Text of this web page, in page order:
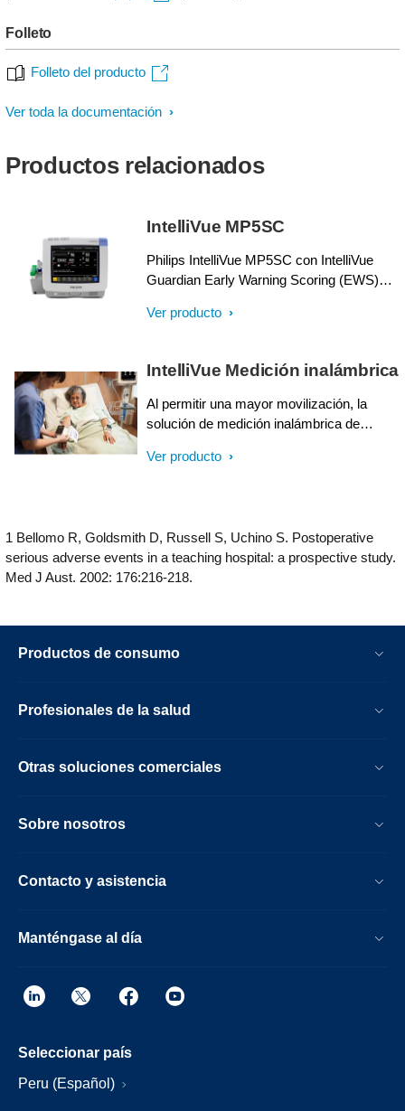
Folleto
Folleto del producto
Ver toda la documentación
Productos relacionados
IntelliVue MP5SC
Philips IntelliVue MP5SC con IntelliVue
Guardian Early Warning Scoring (EWS)
temprana) ayuda a mejorar la atención al
clínicas justo en el punto de atención.
Ver producto
IntelliVue Medición inalámbrica
Al permitir una mayor movilización, la
solución de medición inalámbrica de
NBP y SpO₂ para ayudarle a mejorar la
Ver producto
1 Bellomo R, Goldsmith D, Russell S, Uchino S. Postoperative
serious adverse events in a teaching hospital: a prospective study.
Med J Aust. 2002: 176:216-218.
Productos de consumo
Profesionales de la salud
Otras soluciones comerciales
Sobre nosotros
Contacto y asistencia
Manténgase al día
Seleccionar país
Peru (Español)